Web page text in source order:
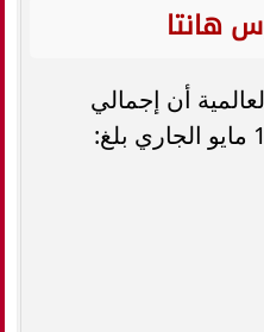
هانتا
أن إجمالي